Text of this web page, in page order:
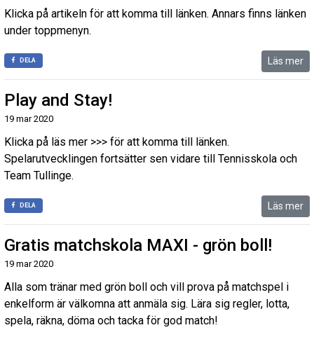
Klicka på artikeln för att komma till länken. Annars finns länken
under toppmenyn.
DELA Läs mer
Play and Stay!
19 mar 2020
Klicka på läs mer >>> för att komma till länken.
Spelarutvecklingen fortsätter sen vidare till Tennisskola och
Team Tullinge.
DELA Läs mer
Gratis matchskola MAXI - grön boll!
19 mar 2020
Alla som tränar med grön boll och vill prova på matchspel i
enkelform är välkomna att anmäla sig. Lära sig regler, lotta,
spela, räkna, döma och tacka för god match!